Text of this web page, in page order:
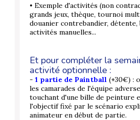
• Exemple d'activités (non
grands jeux, thèque, tournoi
douanier contrebandier, détente,
activités manuelles...
Et pour compléter la
activité optionnelle :
- 1 partie de Paintball (+30€) :
les camarades de l'équipe
touchant d'une bille de peinture
l'objectif fixé par le scénario
animateur en début de partie.